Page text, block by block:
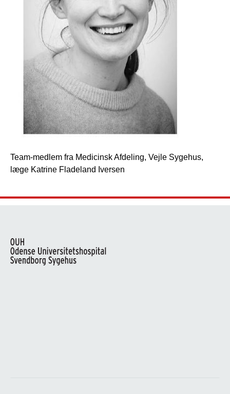
Team-medlem fra Medicinsk Afdeling, Vejle Sygehus,
læge Katrine Fladeland Iversen